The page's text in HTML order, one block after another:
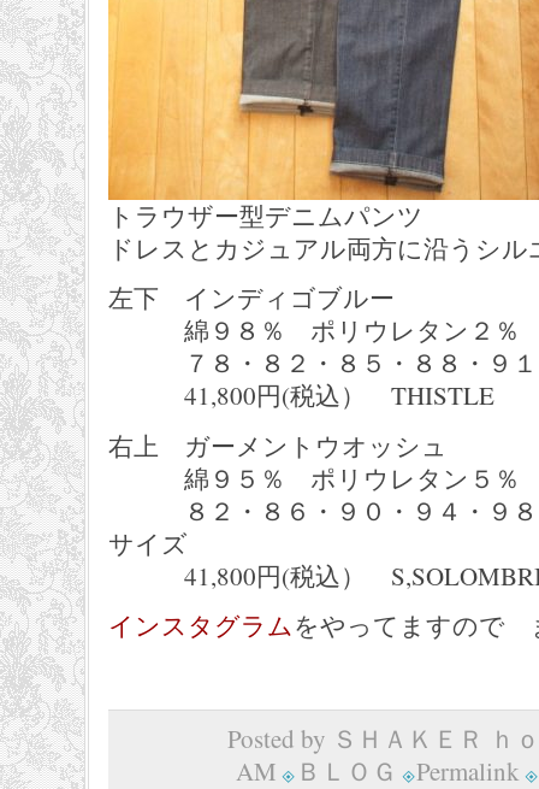
トラウザー型デニムパンツ
ドレスとカジュアル両方に沿うシル
左下 インディゴブルー
綿９８％ ポリウレタン２％
７８・８２・８５・８８・９１
41,800円(税込） THISTLE
右上 ガーメントウオッシュ
綿９５％ ポリウレタン５％
８２・８６・９０・９４・９８
サイズ
41,800円(税込）
インスタグラムをやってますので
Posted by ＳＨＡＫＥＲ ｈ
AM
ＢＬＯＧ Permalink